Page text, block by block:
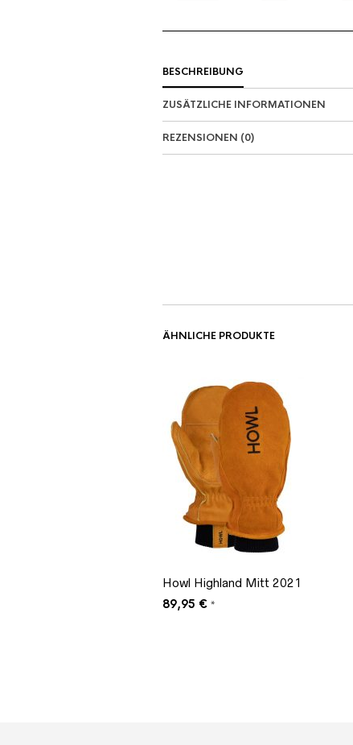
BESCHREIBUNG
ZUSÄTZLICHE INFORMATIONEN
REZENSIONEN (0)
ÄHNLICHE PRODUKTE
Howl Highland Mitt 2021
89,95 € *